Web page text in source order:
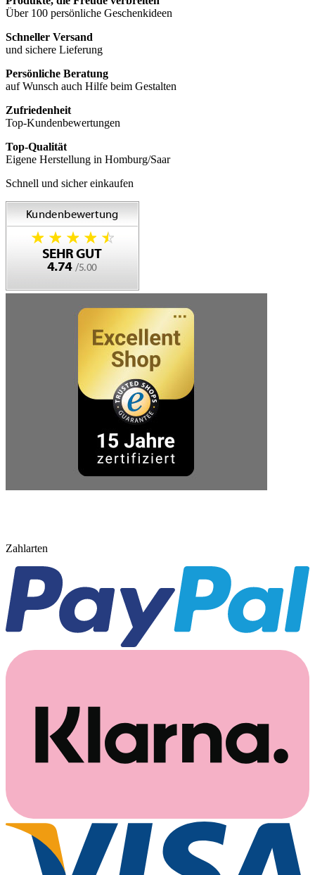
Über 100 persönliche Geschenkideen
Schneller Versand
und sichere Lieferung
Persönliche Beratung
auf Wunsch auch Hilfe beim Gestalten
Zufriedenheit
Top-Kundenbewertungen
Top-Qualität
Eigene Herstellung in Homburg/Saar
Schnell und sicher einkaufen
Zahlarten